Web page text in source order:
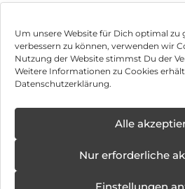
Um unsere Website für Dich optimal
verbessern zu können, verwenden wir
Nutzung der Website stimmst Du der
Weitere Informationen zu Cookies
Datenschutzerklärung.
Alle
Nur erforderliche
Einstellungen
Impressum
Hinweis zur Batterieentsorgung
Können wir Dir